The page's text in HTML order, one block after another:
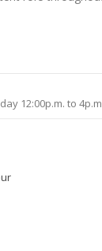
12:00p.m. to